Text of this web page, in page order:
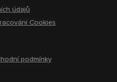
údajů
Cookies
podmínky